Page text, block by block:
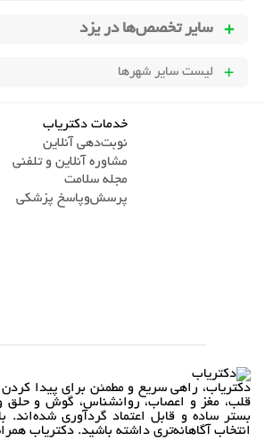
سایر تخصص‌ها دریزد
لیست سایر شهرها
خدمات دکتریاب
نوبت‌دهی آنلاین
مشاوره آنلاین و تلفنی
مجله سلامت
پرسش‌و‌پاسخ پزشکی
دکتریاب، راهی سریع و مطمئن برای پیدا
قلب، مغز و اعصاب، روانشناس، گوش و حلق
بستر ساده و قابل اعتماد گردآوری
انتخاب آگاهانه‌تری داشته باشید. دکتریاب